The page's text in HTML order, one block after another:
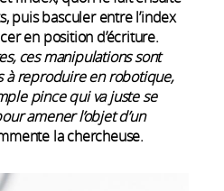
puis basculer entre l’index
en position d’écriture.
ces manipulations sont
à reproduire en robotique,
pince qui va juste se
amener l’objet d’un
la chercheuse.